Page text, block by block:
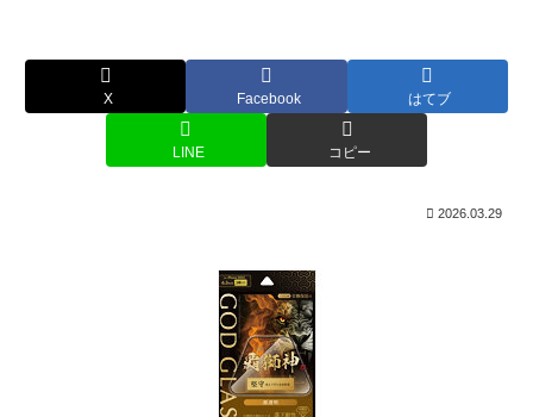
X Facebook はてブ
LINE コピー
2026.03.29